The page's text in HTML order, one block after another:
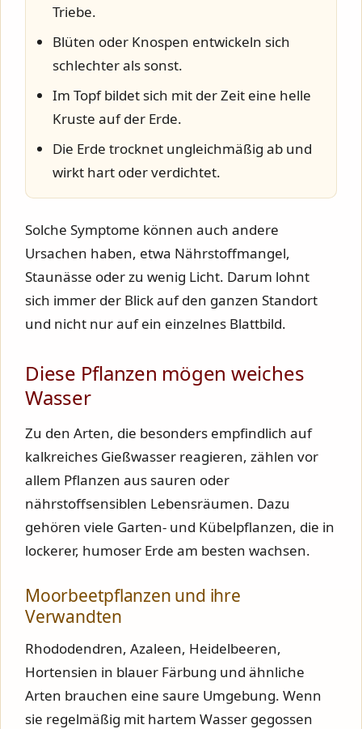
Triebe.
Blüten oder Knospen entwickeln sich
schlechter als sonst.
Im Topf bildet sich mit der Zeit eine helle
Kruste auf der Erde.
Die Erde trocknet ungleichmäßig ab und
wirkt hart oder verdichtet.
Solche Symptome können auch andere
Ursachen haben, etwa Nährstoffmangel,
Staunässe oder zu wenig Licht. Darum lohnt
sich immer der Blick auf den ganzen Standort
und nicht nur auf ein einzelnes Blattbild.
Diese Pflanzen mögen weiches
Wasser
Zu den Arten, die besonders empfindlich auf
kalkreiches Gießwasser reagieren, zählen vor
allem Pflanzen aus sauren oder
nährstoffsensiblen Lebensräumen. Dazu
gehören viele Garten- und Kübelpflanzen, die in
lockerer, humoser Erde am besten wachsen.
Moorbeetpflanzen und ihre
Verwandten
Rhododendren, Azaleen, Heidelbeeren,
Hortensien in blauer Färbung und ähnliche
Arten brauchen eine saure Umgebung. Wenn
sie regelmäßig mit hartem Wasser gegossen